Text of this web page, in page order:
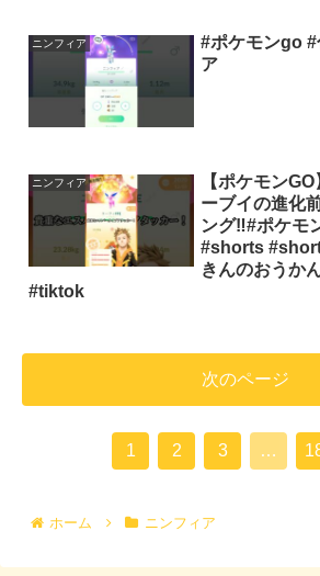
ニンフィア
#ポケモンgo #
ア
ニンフィア
【ポケモン
ーブイの進化
ング‼︎#ポケモ
#shorts
きんのおうか
#tiktok
次のページ
1 2 3 …
ホーム ニンフィア